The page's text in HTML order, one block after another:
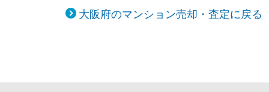
大阪府のマンション売却・査定に戻る